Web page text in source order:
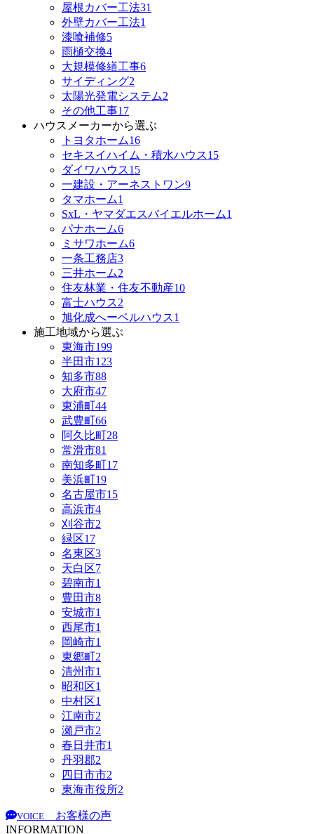
屋根カバー工法31
外壁カバー工法1
漆喰補修5
雨樋交換4
大規模修繕工事6
サイディング2
太陽光発電システム2
その他工事17
ハウスメーカーから選ぶ
トヨタホーム16
セキスイハイム・積水ハウス15
ダイワハウス15
一建設・アーネストワン9
タマホーム1
SxL・ヤマダエスバイエルホーム1
パナホーム6
ミサワホーム6
一条工務店3
三井ホーム2
住友林業・住友不動産10
富士ハウス2
旭化成へーベルハウス1
施工地域から選ぶ
東海市199
半田市123
知多市88
大府市47
東浦町44
武豊町66
阿久比町28
常滑市81
南知多町17
美浜町19
名古屋市15
高浜市4
刈谷市2
緑区17
名東区3
天白区7
碧南市1
豊田市8
安城市1
西尾市1
岡崎市1
東郷町2
清州市1
昭和区1
中村区1
江南市2
瀬戸市2
春日井市1
丹羽郡2
四日市市2
東海市役所2
VOICE
お客様の声
INFORMATION